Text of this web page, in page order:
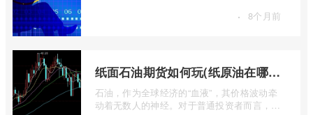
· 8个月前
纸面石油期货如何玩(纸原油在哪里交易)
石油，作为全球经济的“血液”，其价格波动牵
动着无数人的神经。对于普通投资者而言，直